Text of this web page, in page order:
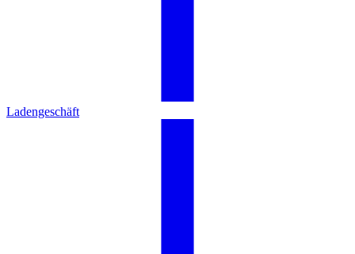
Ladengeschäft